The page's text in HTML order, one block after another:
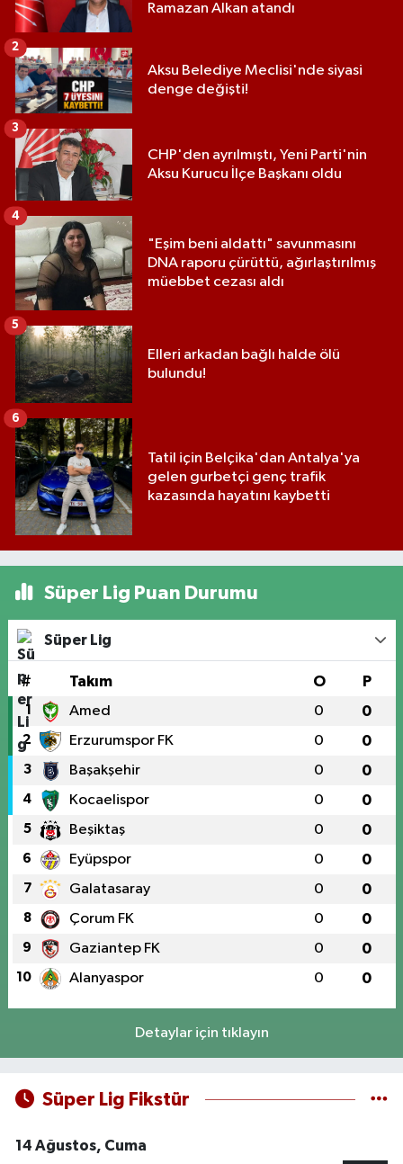
Ramazan Alkan atandı
Aksu Belediye Meclisi'nde siyasi
denge değişti!
2
CHP'den ayrılmıştı, Yeni Parti'nin
Aksu Kurucu İlçe Başkanı oldu
3
"Eşim beni aldattı" savunmasını
DNA raporu çürüttü, ağırlaştırılmış
müebbet cezası aldı
4
Elleri arkadan bağlı halde ölü
bulundu!
5
Tatil için Belçika'dan Antalya'ya
gelen gurbetçi genç trafik
kazasında hayatını kaybetti
6
Süper Lig Puan Durumu
Süper Lig
# Takım O P
1 Amed 0 0
2 Erzurumspor FK 0 0
3 Başakşehir 0 0
4 Kocaelispor 0 0
5 Beşiktaş 0 0
6 Eyüpspor 0 0
7 Galatasaray 0 0
8 Çorum FK 0 0
9 Gaziantep FK 0 0
10 Alanyaspor 0 0
Detaylar için tıklayın
Süper Lig Fikstür
14 Ağustos, Cuma